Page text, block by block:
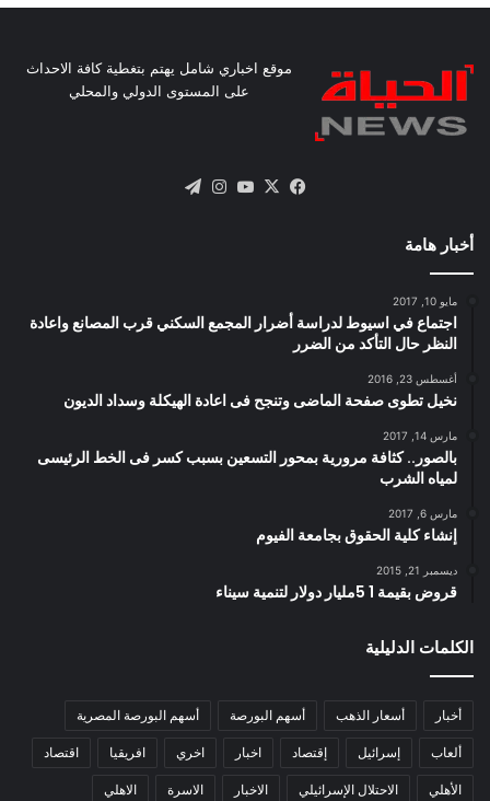
موقع اخباري شامل يهتم بتغطية كافة الاحداث
على المستوى الدولي والمحلي
فيسبوك
X يوتيوبانستقرام
أخبار هامة
مايو 10, 2017
اجتماع في اسيوط لدراسة أضرار المجمع السكني قرب المصانع واعادة
النظر حال التأكد من الضرر
أغسطس 23, 2016
نخيل تطوى صفحة الماضى وتنجح فى اعادة الهيكلة وسداد الديون
مارس 14, 2017
بالصور.. كثافة مرورية بمحور التسعين بسبب كسر فى الخط الرئيسى
لمياه الشرب
مارس 6, 2017
إنشاء كلية الحقوق بجامعة الفيوم
ديسمبر 21, 2015
قروض بقيمة 1 5مليار دولار لتنمية سيناء
الكلمات الدليلية
أخبار أسعار الذهب أسهم البورصة أسهم البورصة المصرية
ألعاب إسرائيل إقتصاد اخبار اخري افريقيا اقتصاد
الأهلي الاحتلال الإسرائيلي الاخبار الاسرة الاهلي